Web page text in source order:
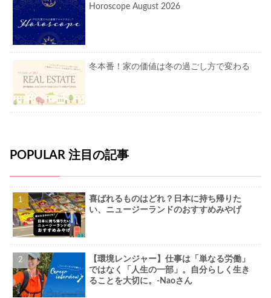
Horoscope August 2026
冬本番！家の価値は冬の過ごし方で変わる
POPULAR 注目の記事
喜ばれるものはどれ？日本に持ち帰りた
い、ニュージーランドのおすすめみやげ
【環境レンジャー】仕事は「単なる労働」
ではなく「人生の一部」。自分らしく生き
ることを大切に。-Naoさん